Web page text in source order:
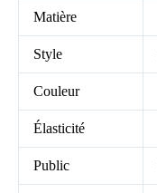
Matière
Style
Couleur
Élasticité
Public